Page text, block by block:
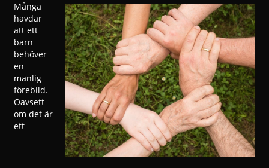
Många
hävdar
att ett
barn
behöver
en
manlig
förebild.
Oavsett
om det är
ett